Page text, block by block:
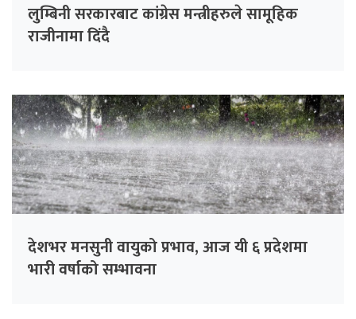
लुम्बिनी सरकारबाट कांग्रेस मन्त्रीहरुले सामूहिक
राजीनामा दिंदै
देशभर मनसुनी वायुको प्रभाव, आज यी ६ प्रदेशमा
भारी वर्षाको सम्भावना